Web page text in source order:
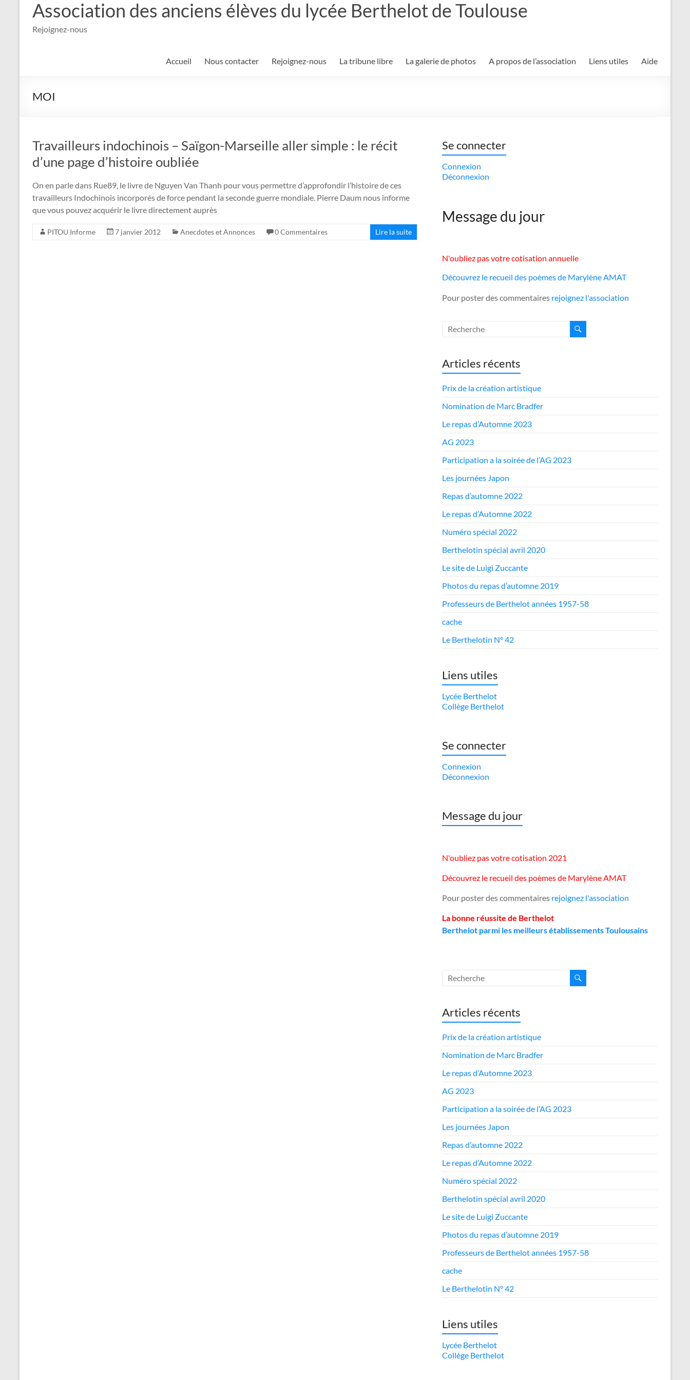
Association des anciens élèves du lycée Berthelot de Toulouse
Rejoignez-nous
Accueil Nous contacter Rejoignez-nous La tribune libre La galerie de photos A propos de l’association Liens utiles Aide
MOI
Travailleurs indochinois – Saïgon-Marseille aller simple : le récit
d’une page d’histoire oubliée
On en parle dans Rue89, le livre de Nguyen Van Thanh pour vous permettre d’approfondir l’histoire de ces
travailleurs Indochinois incorporés de force pendant la seconde guerre mondiale. Pierre Daum nous informe
que vous pouvez acquérir le livre directement auprès
PITOU Informe 7 janvier 2012 Anecdotes et Annonces 0 Commentaires Lire la suite
Se connecter
Connexion
Déconnexion
Message du jour
N'oubliez pas votre cotisation annuelle
Découvrez le recueil des poèmes de Marylène AMAT
Pour poster des commentaires rejoignez l'association
Articles récents
Prix de la création artistique
Nomination de Marc Bradfer
Le repas d’Automne 2023
AG 2023
Participation a la soirée de l’AG 2023
Les journées Japon
Repas d’automne 2022
Le repas d’Automne 2022
Numéro spécial 2022
Berthelotin spécial avril 2020
Le site de Luigi Zuccante
Photos du repas d’automne 2019
Professeurs de Berthelot années 1957-58
cache
Le Berthelotin N° 42
Liens utiles
Lycée Berthelot
Collège Berthelot
Se connecter
Connexion
Déconnexion
Message du jour
N'oubliez pas votre cotisation 2021
Découvrez le recueil des poèmes de Marylène AMAT
Pour poster des commentaires rejoignez l'association
La bonne réussite de Berthelot
Berthelot parmi les meilleurs établissements Toulousains
Articles récents
Prix de la création artistique
Nomination de Marc Bradfer
Le repas d’Automne 2023
AG 2023
Participation a la soirée de l’AG 2023
Les journées Japon
Repas d’automne 2022
Le repas d’Automne 2022
Numéro spécial 2022
Berthelotin spécial avril 2020
Le site de Luigi Zuccante
Photos du repas d’automne 2019
Professeurs de Berthelot années 1957-58
cache
Le Berthelotin N° 42
Liens utiles
Lycée Berthelot
Collège Berthelot